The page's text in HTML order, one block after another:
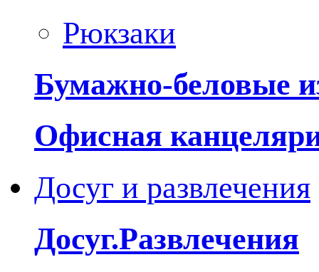
Рюкзаки
Бумажно-беловые
Офисная
Досуг и развлечения
Досуг.Развлечения